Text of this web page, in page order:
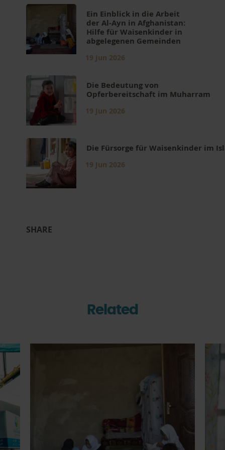
Ein Einblick in die Arbeit
der Al-Ayn in Afghanistan:
Hilfe für Waisenkinder in
abgelegenen Gemeinden
19 Jun 2026
Die Bedeutung von
Opferbereitschaft im Muharram
19 Jun 2026
Die Fürsorge für Waisenkinder im
19 Jun 2026
SHARE
Related